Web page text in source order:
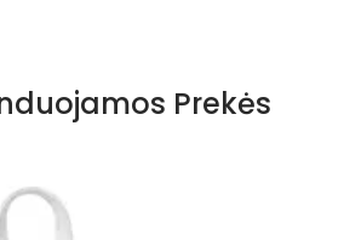
Prekės
Kuprinė Luka (GG38203)